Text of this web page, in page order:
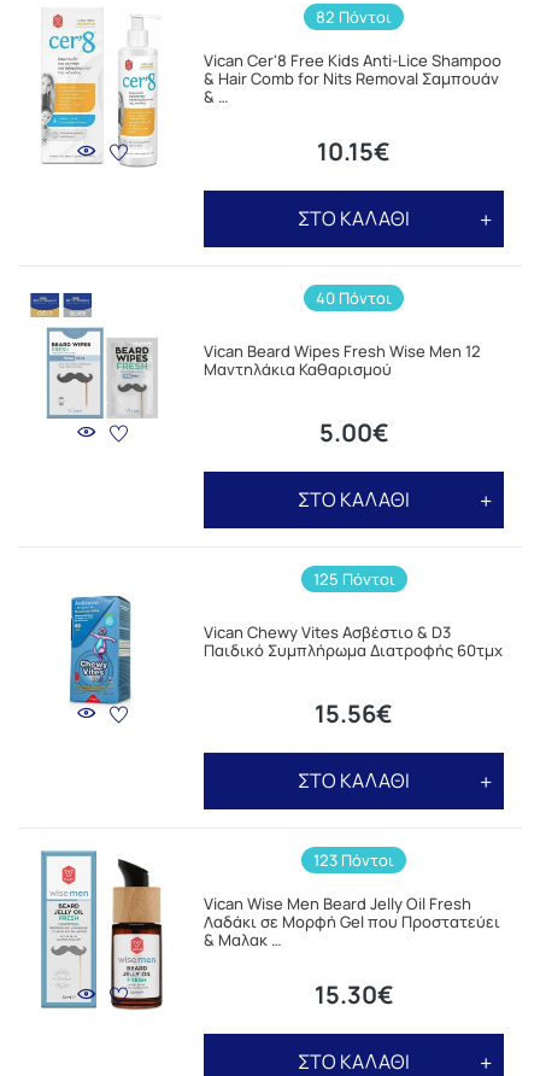
82 Πόντοι
Vican Cer'8 Free Kids Anti-Lice Shampoo
& Hair Comb for Nits Removal Σαμπουάν
& …
10.15€
ΣΤΟ ΚΑΛΑΘΙ
40 Πόντοι
Vican Beard Wipes Fresh Wise Men 12
Μαντηλάκια Καθαρισμού
5.00€
ΣΤΟ ΚΑΛΑΘΙ
125 Πόντοι
Vican Chewy Vites Ασβέστιο & D3
Παιδικό Συμπλήρωμα Διατροφής 60τμχ
15.56€
ΣΤΟ ΚΑΛΑΘΙ
123 Πόντοι
Vican Wise Men Beard Jelly Oil Fresh
Λαδάκι σε Μορφή Gel που Προστατεύει
& Μαλακ …
15.30€
ΣΤΟ ΚΑΛΑΘΙ